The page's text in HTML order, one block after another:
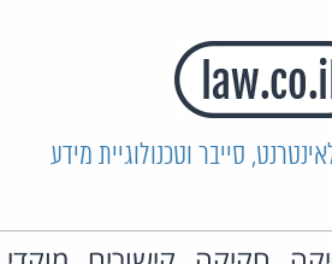
סייבר וטכנולוגיית מידע